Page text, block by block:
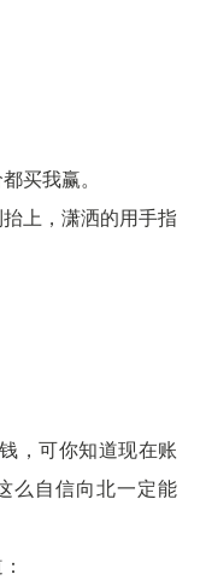
买我赢。
上，潇洒的用手指
，可你知道现在账
么自信向北一定能